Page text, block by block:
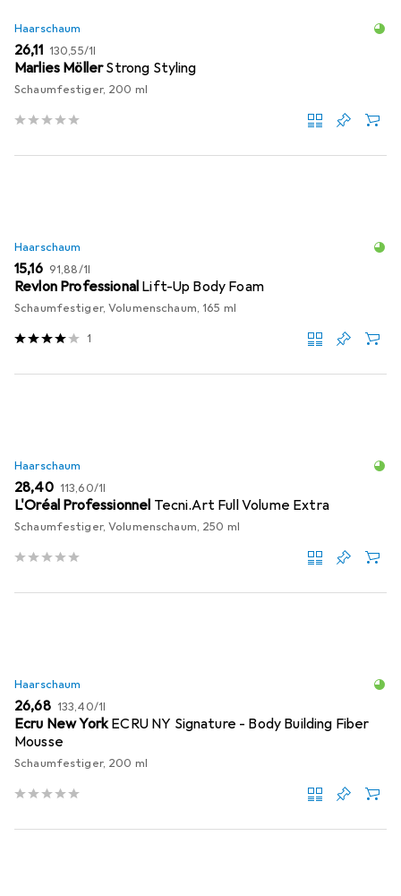
Haarschaum
EUR
26,11 EUR
130,55/1l
Marlies MöllerStrong Styling
Schaumfestiger, 200 ml
Haarschaum
EUR
15,16 EUR
91,88/1l
Revlon Professional Lift-Up Body Foam
Schaumfestiger, Volumenschaum, 165 ml
1
Haarschaum
EUR
28,40 EUR
113,60/1l
L'Oréal Professionnel Tecni.Art Full Volume Extra
Schaumfestiger, Volumenschaum, 250 ml
Haarschaum
EUR
26,68 EUR
133,40/1l
Ecru New YorkECRU NY Signature - Body Building Fiber
Mousse
Schaumfestiger, 200 ml